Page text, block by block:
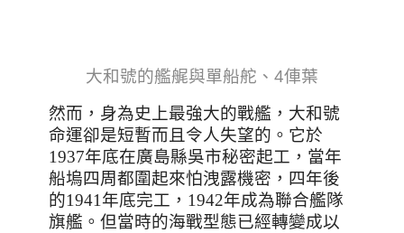
大和號的艦艉與單船舵、4俥葉
然而，身為史上最強大的戰艦，大和號
命運卻是短暫而且令人失望的。它於
1937年底在廣島縣吳市秘密起工，當年
船塢四周都圍起來怕洩露機密，四年後
的1941年底完工， 1942年成為聯合艦隊
旗艦。但當時的海戰型態已經轉變成以